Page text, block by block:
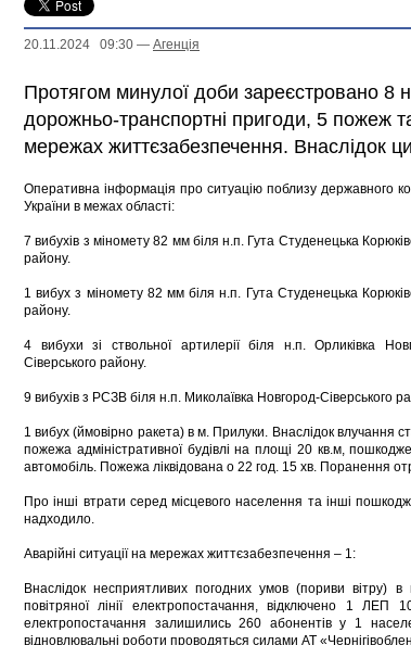
20.11.2024 09:30 — Агенцiя
Протягом минулої доби зареєстровано 8
дорожньо-транспортні пригоди, 5 пожеж
мережах життєзабезпечення. Внаслідок
Оперативна інформація про ситуацію поблизу державного
України в межах області:
7 вибухів з міномету 82 мм біля н.п. Гута Студенецька
району.
1 вибух з міномету 82 мм біля н.п. Гута Студенецька
району.
4 вибухи зі ствольної артилерії біля н.п. Орликівка
Сіверського району.
9 вибухів з РСЗВ біля н.п. Миколаївка Новгород-Сіверського
1 вибух (ймовірно ракета) в м. Прилуки. Внаслідок влучання
пожежа адміністративної будівлі на площі 20 кв.м,
автомобіль. Пожежа ліквідована о 22 год. 15 хв. Поранення
Про інші втрати серед місцевого населення та інші
надходило.
Аварійні ситуації на мережах життєзабезпечення – 1:
Внаслідок несприятливих погодних умов (пориви вітру)
повітряної лінії електропостачання, відключено 1
електропостачання залишились 260 абонентів у 1
відновлювальні роботи проводяться силами АТ